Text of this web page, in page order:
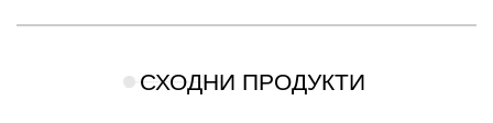
СХОДНИ ПРОДУКТИ